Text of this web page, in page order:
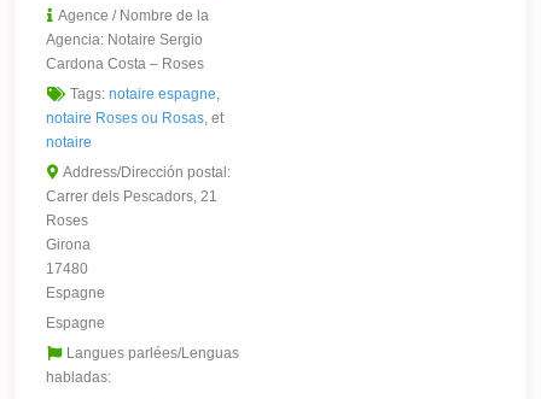
Agence / Nombre de la
Agencia: Notaire Sergio
Cardona Costa – Roses
Tags: notaire espagne,
notaire Roses ou Rosas, et
notaire
Address/Dirección postal:
Carrer dels Pescadors, 21
Roses
Girona
17480
Espagne
Espagne
Langues parlées/Lenguas
habladas: